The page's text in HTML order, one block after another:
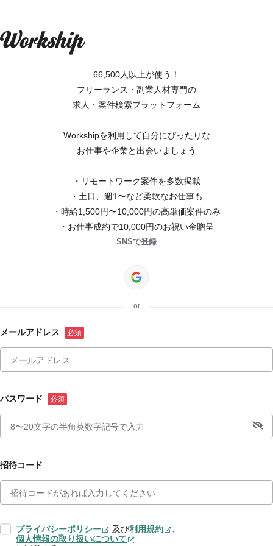
66,500人以上が使う！
フリーランス・副業人材専門の
求人・案件検索プラットフォーム
Workshipを利用して自分にぴったりな
お仕事や企業と出会いましょう
・リモートワーク案件を多数掲載
・土日、週1〜など柔軟なお仕事も
・時給1,500円〜10,000円の高単価案件のみ
・お仕事成約で10,000円のお祝い金贈呈
SNSで登録
or
メールアドレス
パスワード
招待コード
プライバシーポリシー 及び利用規約
、
個人情報の取り扱いについて